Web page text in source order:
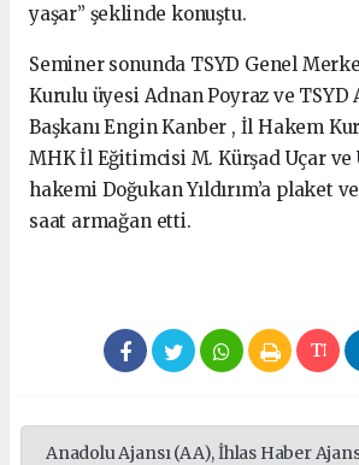
yaşar” şeklinde konuştu.
Seminer sonunda TSYD Genel
Kurulu üyesi Adnan Poyraz ve TSYD
Başkanı Engin Kanber , İl Hakem
MHK İl Eğitimcisi M. Kürşad Uçar ve
hakemi Doğukan Yıldırım’a plaket
saat armağan etti.
Anadolu Ajansı (AA), İhlas Haber